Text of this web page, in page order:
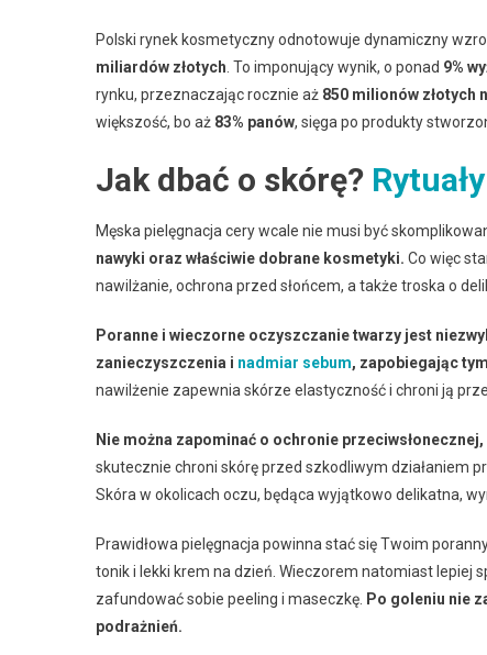
Polski rynek kosmetyczny odnotowuje dynamiczny
miliardów złotych . To imponujący wynik, o ponad 9%
rynku, przeznaczając rocznie aż 850 milionów złotych
większość, bo aż 83% panów, sięga po produkty
Jak dbać o skórę?
Męska pielęgnacja cery wcale nie musi być
nawyki oraz właściwie dobrane kosmetyki. Co więc
nawilżanie, ochrona przed słońcem, a także troska o
Poranne i wieczorne oczyszczanie twarzy jest
zanieczyszczenia i nadmiar sebum, zapobiegając
nawilżenie zapewnia skórze elastyczność i chroni ją
Nie można zapominać o ochronie
skutecznie chroni skórę przed szkodliwym działaniem
Skóra w okolicach oczu, będąca wyjątkowo delikatna,
Prawidłowa pielęgnacja powinna stać się Twoim
tonik i lekki krem na dzień. Wieczorem natomiast lepiej
zafundować sobie peeling i maseczkę. Po goleniu nie
podrażnień.